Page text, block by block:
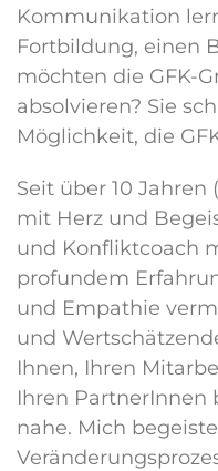
Kommunikation
Fortbildung, einen
möchten die GFK-
absolvieren? Sie
Möglichkeit, die
Seit über 10 Jahren
mit Herz und
und Konfliktcoach
profundem
und Empathie
und
Ihnen, Ihren
Ihren PartnerInnen
nahe. Mich